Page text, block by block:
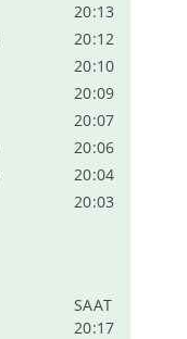
20:13
20:12
20:10
20:09
20:07
20:06
20:04
20:03
SAAT
20:17